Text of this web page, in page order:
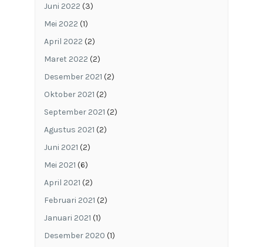
Juni 2022 (3)
Mei 2022 (1)
April 2022 (2)
Maret 2022 (2)
Desember 2021 (2)
Oktober 2021 (2)
September 2021 (2)
Agustus 2021 (2)
Juni 2021 (2)
Mei 2021 (6)
April 2021 (2)
Februari 2021 (2)
Januari 2021 (1)
Desember 2020 (1)